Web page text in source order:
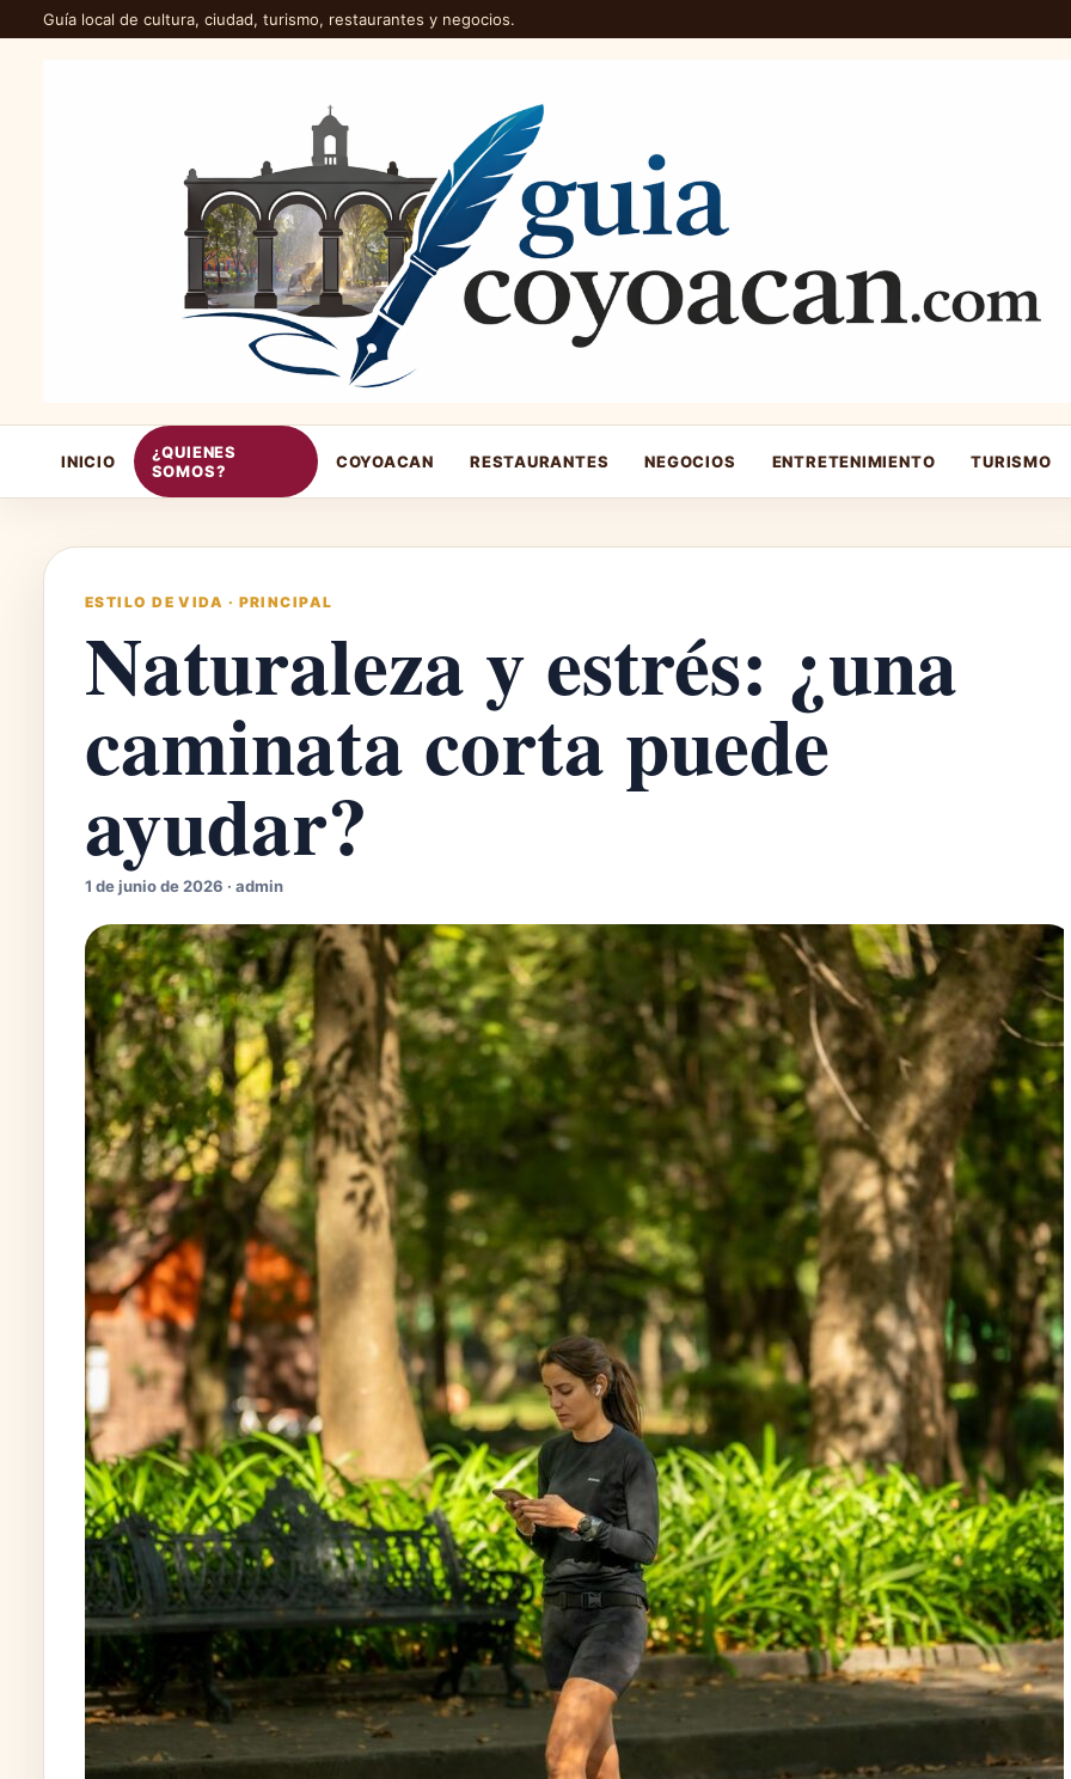
Guía local de cultura, ciudad, turismo, restaurantes y negocios.
INICIO
¿QUIENES
SOMOS?
COYOACAN RESTAURANTES NEGOCIOS ENTRETENIMIENTO TURISMO
ESTILO DE VIDA · PRINCIPAL
Naturaleza y estrés: ¿una
caminata corta puede
ayudar?
1 de junio de 2026 · admin